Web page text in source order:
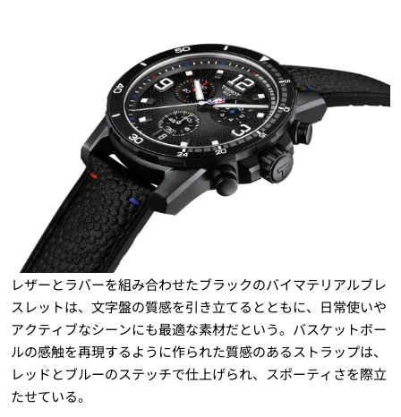
レザーとラバーを組み合わせたブラックのバイマテリアルブレ
スレットは、文字盤の質感を引き立てるとともに、日常使いや
アクティブなシーンにも最適な素材だという。バスケットボー
ルの感触を再現するように作られた質感のあるストラップは、
レッドとブルーのステッチで仕上げられ、スポーティさを際立
たせている。